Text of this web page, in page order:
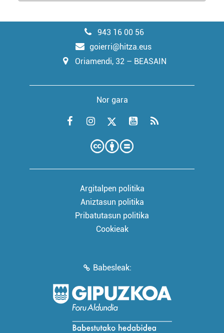
943 16 00 56
goierri@hitza.eus
Oriamendi, 32 – BEASAIN
Nor gara
Argitalpen politika
Aniztasun politika
Pribatutasun politika
Cookieak
Babesleak: